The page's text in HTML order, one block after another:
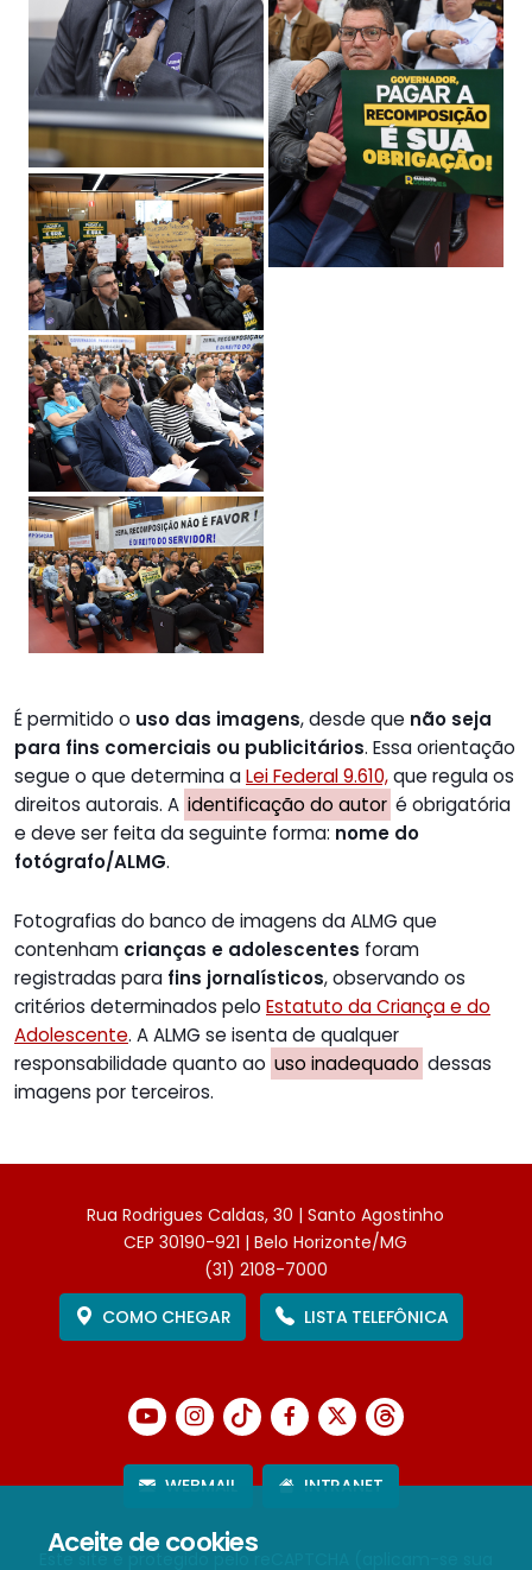
Aceite de cookies
É permitido o uso das imagens, desde que não seja
para fins comerciais ou publicitários. Essa orientação
segue o que determina aLei Federal 9.610,que regula os
direitos autorais. A identificação do autor é obrigatória
e deve ser feita da seguinte forma: nome do
fotógrafo/ALMG.
Fotografias do banco de imagens da ALMG que
contenham crianças e adolescentes foram
registradas para fins jornalísticos, observando os
critérios determinados pelo Estatuto da Criança e do
Adolescente. A ALMG se isenta de qualquer
responsabilidade quanto ao uso inadequado dessas
imagens por terceiros.
Rua Rodrigues Caldas, 30 | Santo Agostinho
CEP 30190-921 | Belo Horizonte/MG
(31) 2108-7000
COMO CHEGAR
LISTA TELEFÔNICA
WEBMAIL INTRANET